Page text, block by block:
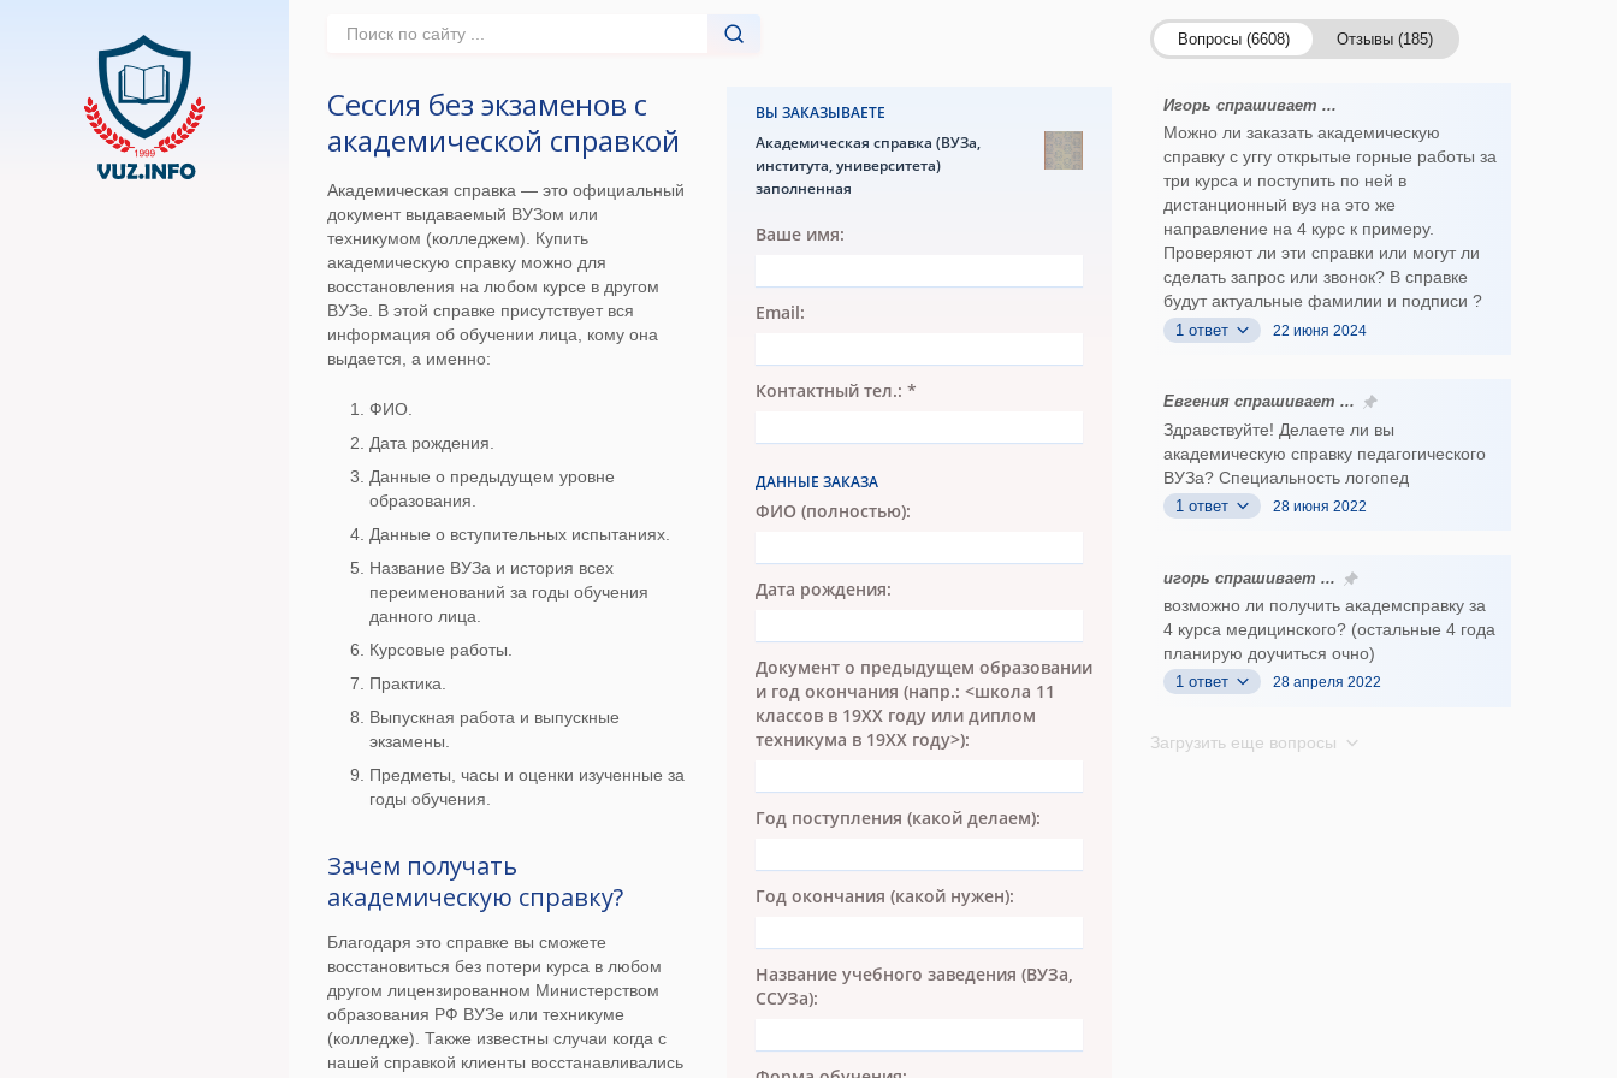
Ваше имя:
Email:
Контактный тел.: *
ДАННЫЕ ЗАКАЗА
ФИО (полностью):
Дата рождения:
Документ о предыдущем образовании
и год окончания (напр.: <школа 11
классов в 19ХХ году или диплом
техникума в 19ХХ году>):
Год поступления (какой делаем):
Год окончания (какой нужен):
Название учебного заведения (ВУЗа,
ССУЗа):
ВЫ ЗАКАЗЫВАЕТЕ
Академическая справка (ВУЗа,
института, университета)
заполненная
Сессия без экзаменов с
академической справкой
Академическая справка — это официальный
документ выдаваемый ВУЗом или
техникумом (колледжем). Купить
академическую справку можно для
восстановления на любом курсе в другом
ВУЗе. В этой справке присутствует вся
информация об обучении лица, кому она
выдается, а именно:
ФИО.
Дата рождения.
Данные о предыдущем уровне
образования.
Данные о вступительных испытаниях.
Название ВУЗа и история всех
переименований за годы обучения
данного лица.
Курсовые работы.
Практика.
Выпускная работа и выпускные
экзамены.
Предметы, часы и оценки изученные за
годы обучения.
Зачем получать
академическую справку?
Благодаря это справке вы сможете
восстановиться без потери курса в любом
другом лицензированном Министерством
образования РФ ВУЗе или техникуме
(колледже). Также известны случаи когда с
нашей справкой клиенты восстанавливались
Вопросы (6608) Отзывы (185)
Игорь спрашивает ...
Можно ли заказать академическую
справку с уггу открытые горные работы за
три курса и поступить по ней в
дистанционный вуз на это же
направление на 4 курс к примеру.
Проверяют ли эти справки или могут ли
сделать запрос или звонок? В справке
будут актуальные фамилии и подписи ?
1 ответ 22 июня 2024
Евгения спрашивает ...
Здравствуйте! Делаете ли вы
академическую справку педагогического
ВУЗа? Специальность логопед
1 ответ 28 июня 2022
игорь спрашивает ...
возможно ли получить академсправку за
4 курса медицинского? (остальные 4 года
планирую доучиться очно)
1 ответ 28 апреля 2022
Загрузить еще вопросы